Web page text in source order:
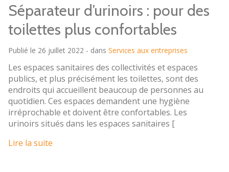
Séparateur d’urinoirs : pour des
toilettes plus confortables
Publié le 26 juillet 2022 - dans Services aux entreprises
Les espaces sanitaires des collectivités et espaces
publics, et plus précisément les toilettes, sont des
endroits qui accueillent beaucoup de personnes au
quotidien. Ces espaces demandent une hygiène
irréprochable et doivent être confortables. Les
urinoirs situés dans les espaces sanitaires [
Lire la suite